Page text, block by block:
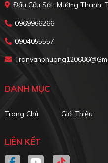
Đầu Cầu Sắt, Mường Thanh,
0969966266
0904055557
DANH MỤC
Trang Chủ Giới Thiệu
LIÊN KẾT